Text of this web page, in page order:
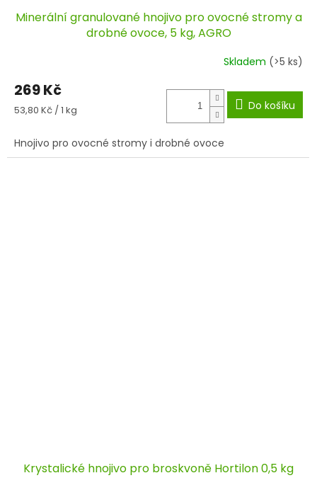
Minerální granulované hnojivo pro ovocné stromy a
drobné ovoce, 5 kg, AGRO
Skladem (>5 ks)
269 Kč
Měrná
53,80 Kč / 1 kg Do košíku
Hnojivo pro ovocné stromy i drobné ovoce
Krystalické hnojivo pro broskvoně Hortilon 0,5 kg